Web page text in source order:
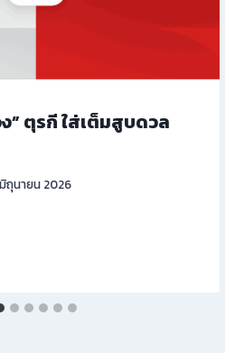
” ตุรกี ใส่เต็มสูบดวล
ถุนายน 2026